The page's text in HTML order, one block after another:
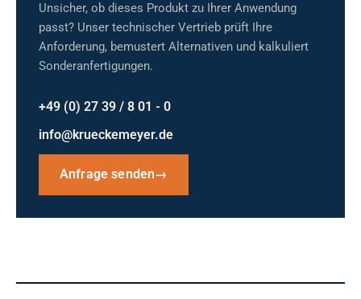
Unsicher, ob dieses Produkt zu Ihrer Anwendung
passt? Unser technischer Vertrieb prüft Ihre
Anforderung, bemustert Alternativen und kalkuliert
Sonderanfertigungen.
+49 (0) 27 39 / 8 01 - 0
info@krueckemeyer.de
Anfrage senden→